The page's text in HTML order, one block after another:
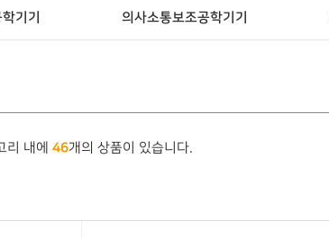
기기 의사소통보조공학기기
리 내에 46개의 상품이 있습니다.